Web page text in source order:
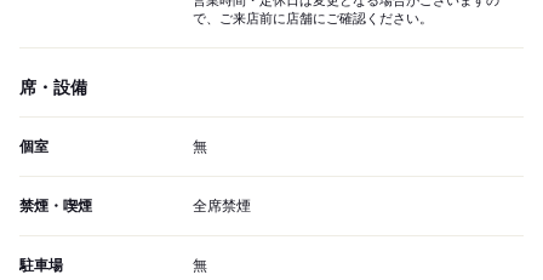
で、ご来店前に店舗にご確認ください。
席・設備
個室 無
禁煙・喫煙 全席禁煙
駐車場 無